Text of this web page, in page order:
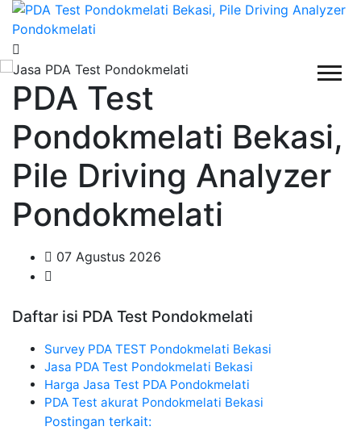
PDA Test
Pondokmelati Bekasi,
Pile Driving Analyzer
Pondokmelati
07 Agustus 2026
Daftar isi PDA Test Pondokmelati
Survey PDA TEST Pondokmelati Bekasi
Jasa PDA Test Pondokmelati Bekasi
Harga Jasa Test PDA Pondokmelati
PDA Test akurat Pondokmelati Bekasi
Postingan terkait: